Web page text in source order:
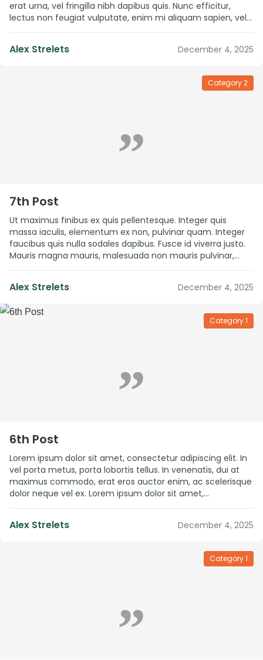
erat urna, vel fringilla nibh dapibus quis. Nunc efficitur,
lectus non feugiat vulputate, enim mi aliquam sapien, vel
elementum est vel lacus vestibulum […]
Alex Strelets December 4, 2025
”
Category 2
7th Post
Ut maximus finibus ex quis pellentesque. Integer quis
massa iaculis, elementum ex non, pulvinar quam. Integer
faucibus quis nulla sodales dapibus. Fusce id viverra justo.
Mauris magna mauris, malesuada non mauris pulvinar,
faucibus. Mauris vestibulum at eros sit amet […]
Alex Strelets December 4, 2025
”
Category 1
6th Post
Lorem ipsum dolor sit amet, consectetur adipiscing elit. In
vel porta metus, porta lobortis tellus. In venenatis, dui at
maximus commodo, erat eros auctor enim, ac scelerisque
dolor neque vel ex. Lorem ipsum dolor sit amet,
augue ante, […]
Alex Strelets December 4, 2025
”
Category 1